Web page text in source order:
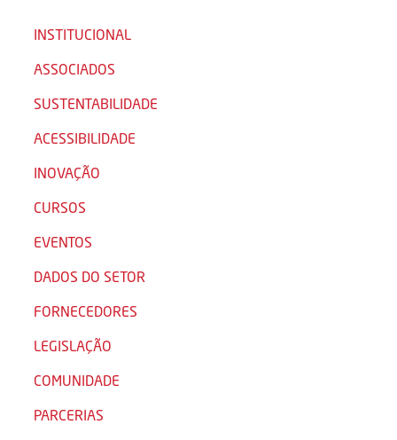
INSTITUCIONAL
ASSOCIADOS
SUSTENTABILIDADE
ACESSIBILIDADE
INOVAÇÃO
CURSOS
EVENTOS
DADOS DO SETOR
FORNECEDORES
LEGISLAÇÃO
COMUNIDADE
PARCERIAS